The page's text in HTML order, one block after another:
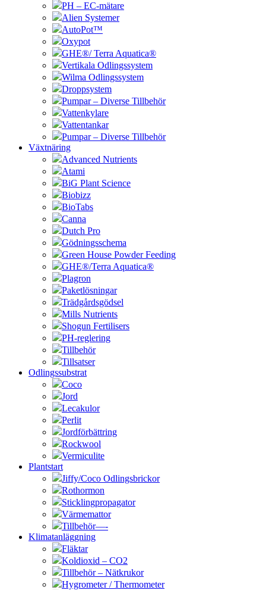
PH – EC-mätare
Alien Systemer
AutoPot™
Oxypot
GHE®/ Terra Aquatica®
Vertikala Odlingssystem
Wilma Odlingssystem
Droppsystem
Pumpar – Diverse Tillbehör
Vattenkylare
Vattentankar
Pumpar – Diverse Tillbehör
Växtnäring
Advanced Nutrients
Atami
BiG Plant Science
Biobizz
BioTabs
Canna
Dutch Pro
Gödningsschema
Green House Powder Feeding
GHE®/Terra Aquatica®
Plagron
Paketlösningar
Trädgårdsgödsel
Mills Nutrients
Shogun Fertilisers
PH-reglering
Tillbehör
Tillsatser
Odlingssubstrat
Coco
Jord
Lecakulor
Perlit
Jordförbättring
Rockwool
Vermiculite
Plantstart
Jiffy/Coco Odlingsbrickor
Rothormon
Sticklingpropagator
Värmemattor
Tillbehör—-
Klimatanläggning
Fläktar
Koldioxid – CO2
Tillbehör – Nätkrukor
Hygrometer / Thermometer